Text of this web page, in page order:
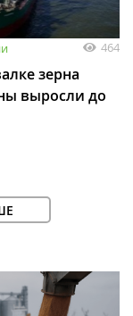
464
зерна
выросли до